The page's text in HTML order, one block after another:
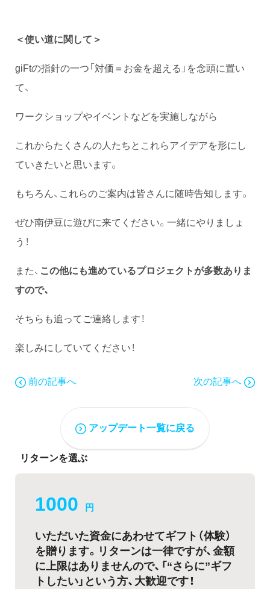
＜使い道に関して＞
giFtの指針の一つ「対価＝お金を超える」を念頭に置い
て、
ワークショップやイベントなどを実施しながら
これからたくさんの人たちとこれらアイデアを形にし
ていきたいと思います。
もちろん、これらのご案内は皆さんに随時告知します。
ぜひ南伊豆に遊びに来てください。一緒にやりましょ
う！
また、 この他にも進めているプロジェクトが多数ありま
すので、
そちらも追ってご連絡します！
楽しみにしていてください！
前の記事へ 次の記事へ
アップデート一覧に戻る
リターンを選ぶ
1000 円
いただいた資金にあわせてギフト（体験）
を贈ります。リターンは一律ですが、金額
に上限はありませんので、「“さらに”ギフ
トしたい」という方、大歓迎です！